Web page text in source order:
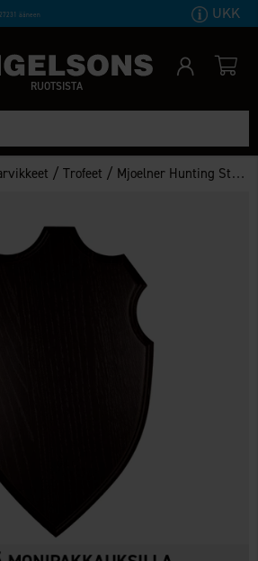
ääneen UKK
RUOTSISTA
/Trofeet / Mjoelner Hunting Stag mount Plaque shield 40x24 cm